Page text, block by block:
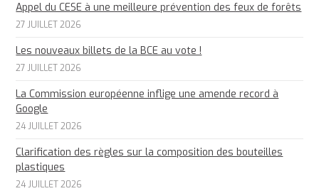
Appel du CESE à une meilleure prévention des feux de forêts
27 JUILLET 2026
Les nouveaux billets de la BCE au vote !
27 JUILLET 2026
La Commission européenne inflige une amende record à
Google
24 JUILLET 2026
Clarification des règles sur la composition des bouteilles
plastiques
24 JUILLET 2026